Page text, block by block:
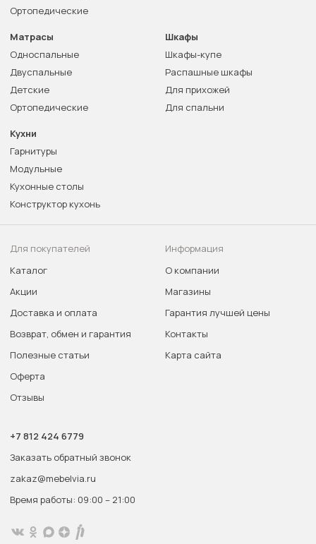
Ортопедические
Матрасы
Односпальные
Двуспальные
Детские
Ортопедические
Шкафы
Шкафы-купе
Распашные шкафы
Для прихожей
Для спальни
Кухни
Гарнитуры
Модульные
Кухонные столы
Конструктор кухонь
Для покупателей
Каталог
Акции
Доставка и оплата
Возврат, обмен и гарантия
Полезные статьи
Оферта
Отзывы
Информация
О компании
Магазины
Гарантия лучшей цены
Контакты
Карта сайта
+7 812 424 6779
Заказать обратный звонок
zakaz@mebelvia.ru
Время работы: 09:00 – 21:00